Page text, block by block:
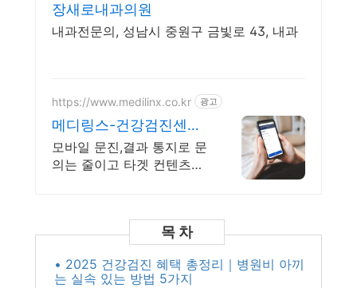
장새로내과의원
내과전문의, 성남시 중원구 금빛로 43, 내과
https://www.medilinx.co.kr 광고
메디링스-건강검진센터
솔루션
모바일 문진,결과 통지로 문
의는 줄이고 타겟 컨텐츠로
• 2025 건강검진 혜택 총정리｜병원비 아끼
는 실속 있는 방법 5가지